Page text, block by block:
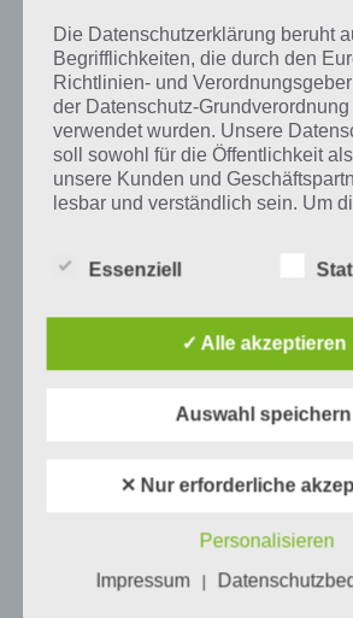
Auf WhatsApp teilen Teilen
Tweet auf Twitter
Mehr Artikel hier auf
Die Datenschutzerklärung beruht
Begrifflichkeiten, die durch den
Richtlinien- und
der Datenschutz-
verwendet wurden. Unsere
soll sowohl für die Öffentlichkeit
unsere Kunden und
lesbar und verständlich sein. Um
unter anderem die folgenden
a) personenbezogene Daten
Informationen, die sich auf
Folgenden „betroffene
Person angesehen, die direkt
Essenziell
✓ Alle akzeptieren
Auswahl speichern
✕ Nur erforderliche
Personalisieren
Impressum
|